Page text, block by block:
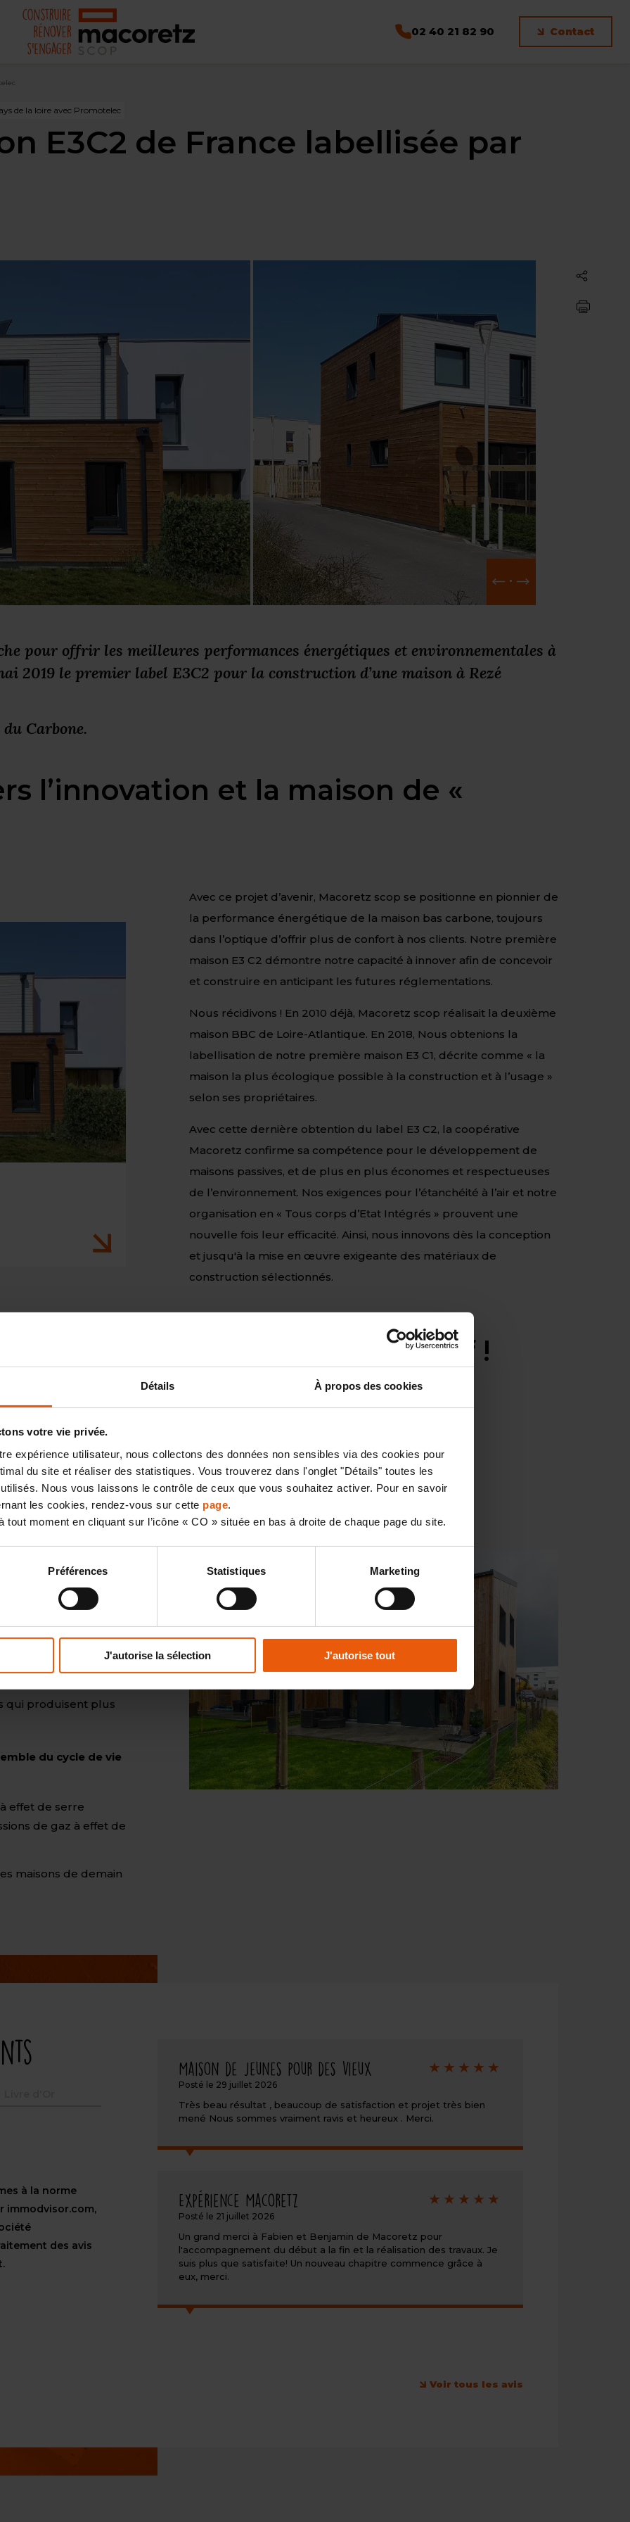
Détails À propos des cookies
votre vie privée.
expérience utilisateur, nous collectons des données non sensibles via des cookies pour
du site et réaliser des statistiques. Vous trouverez dans l'onglet "Détails" toutes les
Nous vous laissons le contrôle de ceux que vous souhaitez activer. Pour en savoir
les cookies, rendez-vous sur cette page.
tout moment en cliquant sur l’icône « CO » située en bas à droite de chaque page du site.
Préférences Statistiques Marketing
J'autorise la sélection J'autorise tout
02 40 21 82 90 Contact
de la loire avec Promotelec
E3C2 de France labellisée par
Partager
Imprimer
pour offrir les meilleures performances énergétiques et environnementales à
2019 le premier label E3C2 pour la construction d’une maison à Rezé
Carbone.
l’innovation et la maison de «
Avec ce projet d’avenir, Macoretz scop se positionne en pionnier de
la performance énergétique de la maison bas carbone, toujours
dans l’optique d’offrir plus de confort à nos clients. Notre première
maison E3 C2 démontre notre capacité à innover afin de concevoir
et construire en anticipant les futures réglementations.
Nous récidivons ! En 2010 déjà, Macoretz scop réalisait la deuxième
maison BBC de Loire-Atlantique. En 2018, Nous obtenions la
labellisation de notre première maison E3 C1, décrite comme « la
maison la plus écologique possible à la construction et à l’usage »
selon ses propriétaires.
Avec cette dernière obtention du label E3 C2, la coopérative
Macoretz confirme sa compétence pour le développement de
maisons passives, et de plus en plus économes et respectueuses
de l’environnement. Nos exigences pour l’étanchéité à l’air et notre
organisation en « Tous corps d’Etat Intégrés » prouvent une
nouvelle fois leur efficacité. Ainsi, nous innovons dès la conception
et jusqu'à la mise en œuvre exigeante des matériaux de
construction sélectionnés.
vers la RE2020 et vers le passif !
par Macoretz scop
à laRE 2020. Ceci
du bâtiment
Réglementation
la construction de :
produisent plus
plus réduite
et au
qui produisent plus
du cycle de vie
effet de serre
de gaz à effet de
maisons de demain
à la norme
immodvisor.com,
des avis
Maison de jeunes pour des vieux
Posté le 29 juillet 2026
Très beau résultat , beaucoup de satisfaction et projet très bien
mené Nous sommes vraiment ravis et heureux . Merci.
Expérience Macoretz
Posté le 21 juillet 2026
Un grand merci à Fabien et Benjamin de Macoretz pour
l'accompagnement du début a la fin et la réalisation des travaux. Je
suis plus que satisfaite! Un nouveau chapitre commence grâce à
eux, merci.
Voir tous les avis